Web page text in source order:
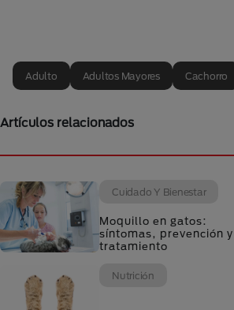
Adulto Adultos Mayores Cachorro
Artículos relacionados
Cuidado Y Bienestar
Moquillo en gatos:
síntomas, prevención y
tratamiento
Nutrición